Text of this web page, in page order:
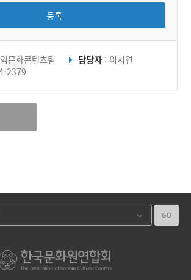
등록
문화콘텐츠팀 담당자 : 이서연
2379
GO